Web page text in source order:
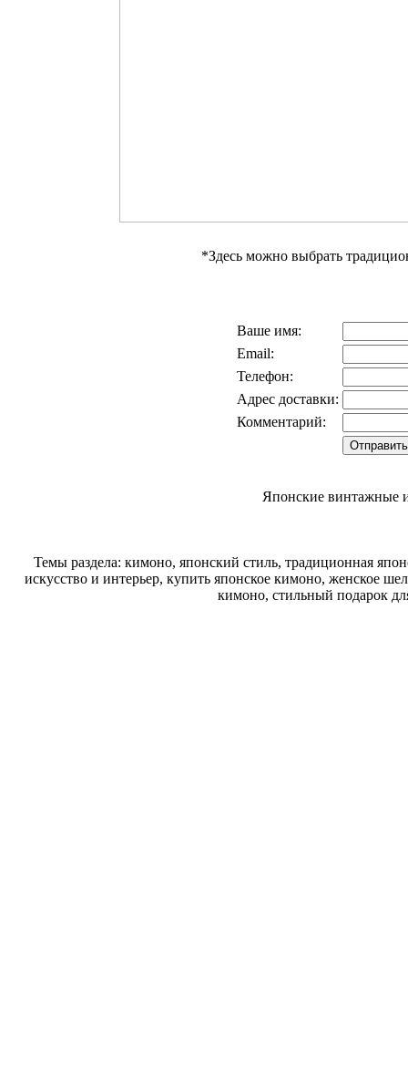
*Здесь можно выбрать
Ваше имя:
Email:
Телефон:
Адрес доставки:
Комментарий:
Японские винтажные
Темы раздела: кимоно, японский стиль, традиционная
искусство и интерьер, купить японское кимоно, женское
кимоно, стильный подарок